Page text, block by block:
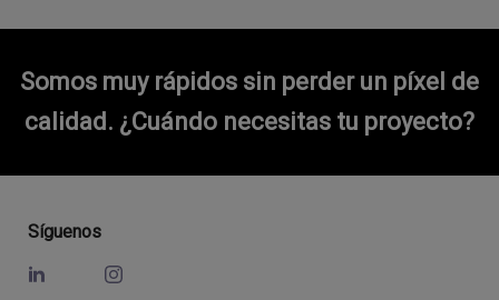
Somos muy rápidos sin perder un píxel de
calidad. ¿Cuándo necesitas tu proyecto?
Síguenos